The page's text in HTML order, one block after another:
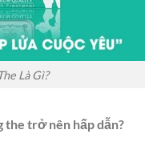
Là Gì?
the trở nên hấp dẫn?